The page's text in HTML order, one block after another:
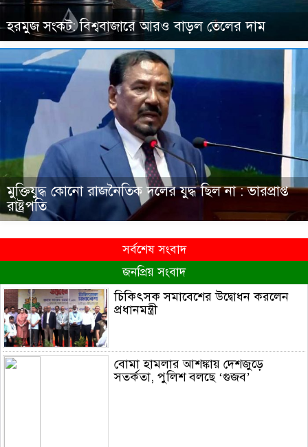
হরমুজ সংকট: বিশ্ববাজারে আরও বাড়ল তেলের দাম
মুক্তিযুদ্ধ কোনো রাজনৈতিক দলের যুদ্ধ ছিল না : ভারপ্রাপ্ত
রাষ্ট্রপতি
সর্বশেষ সংবাদ
জনপ্রিয় সংবাদ
চিকিৎসক সমাবেশের উদ্বোধন করলেন
প্রধানমন্ত্রী
বোমা হামলার আশঙ্কায় দেশজুড়ে
সতর্কতা, পুলিশ বলছে ‘গুজব’